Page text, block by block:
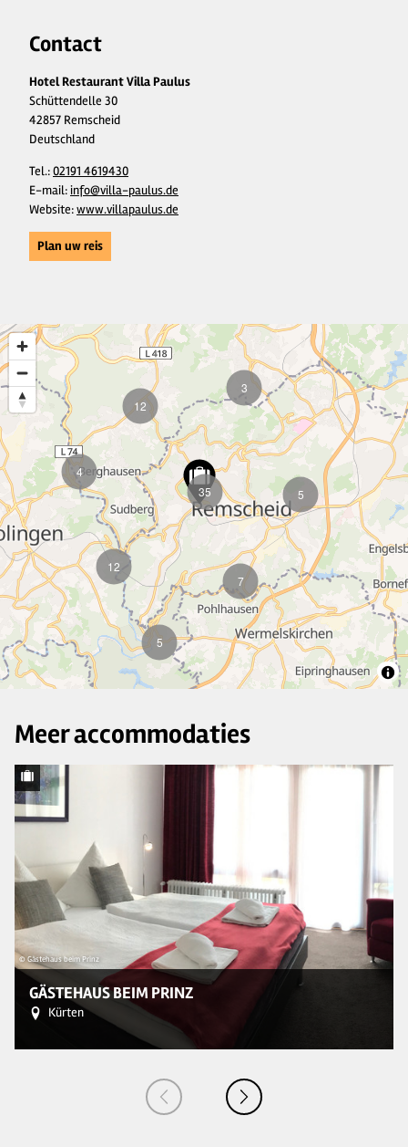
Contact
Hotel Restaurant Villa Paulus
Schüttendelle 30
42857 Remscheid
Deutschland
Tel.:02191 4619430
E-mail:info@villa-paulus.de
Website:www.villapaulus.de
Plan uw reis
7
5
35 5
12
12
3
4
Meer accommodaties
© Gästehaus beim Prinz
GÄSTEHAUS BEIM PRINZ
Kürten